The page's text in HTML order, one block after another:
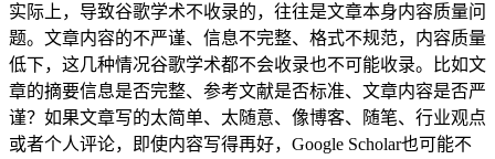
实际上，导致谷歌学术不收录的，往往是文章本身内容质量问
题。文章内容的不严谨、信息不完整、格式不规范，内容质量
低下，这几种情况谷歌学术都不会收录也不可能收录。比如文
章的摘要信息是否完整、参考文献是否标准、文章内容是否严
谨？如果文章写的太简单、太随意、像博客、随笔、行业观点
或者个人评论，即使内容写得再好，Google Scholar也可能不